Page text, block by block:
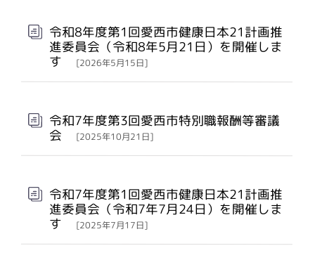
令和8年度第1回愛西市健康日本21計画推
進委員会（令和8年5月21日）を開催しま
す [2026年5月15日]
令和7年度第3回愛西市特別職報酬等審議
会 [2025年10月21日]
令和7年度第1回愛西市健康日本21計画推
進委員会（令和7年7月24日）を開催しま
す [2025年7月17日]